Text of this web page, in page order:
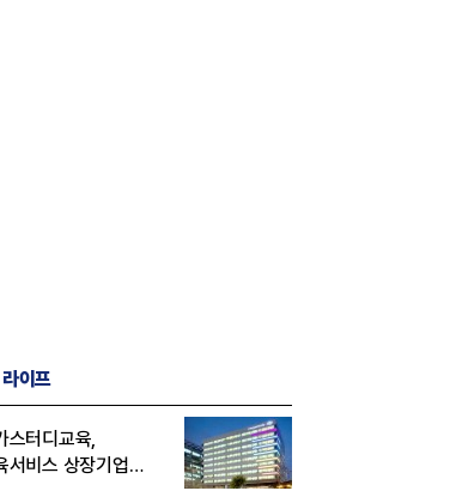
이프
스터디교육,
서비스 상장기업